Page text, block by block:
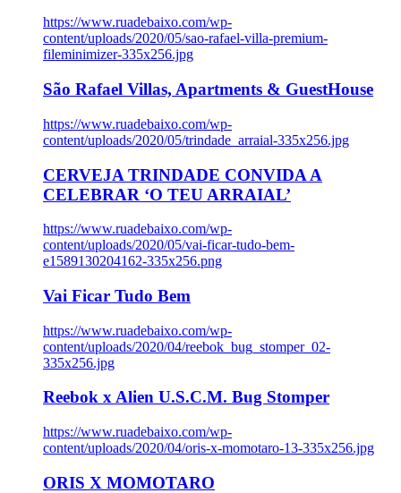
https://www.ruadebaixo.com/wp-
content/uploads/2020/05/sao-rafael-villa-premium-
fileminimizer-335x256.jpg
São Rafael Villas, Apartments & GuestHouse
https://www.ruadebaixo.com/wp-
content/uploads/2020/05/trindade_arraial-335x256.jpg
CERVEJA TRINDADE CONVIDA A
CELEBRAR ‘O TEU ARRAIAL’
https://www.ruadebaixo.com/wp-
content/uploads/2020/05/vai-ficar-tudo-bem-
e1589130204162-335x256.png
Vai Ficar Tudo Bem
https://www.ruadebaixo.com/wp-
content/uploads/2020/04/reebok_bug_stomper_02-
335x256.jpg
Reebok x Alien U.S.C.M. Bug Stomper
https://www.ruadebaixo.com/wp-
content/uploads/2020/04/oris-x-momotaro-13-335x256.jpg
ORIS X MOMOTARO